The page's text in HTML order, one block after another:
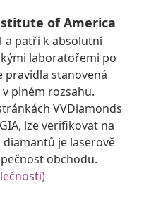
of America
a patří k absolutní
laboratořemi po
pravidla stanovená
plném rozsahu.
VVDiamonds
lze verifikovat na
diamantů je laserově
obchodu.